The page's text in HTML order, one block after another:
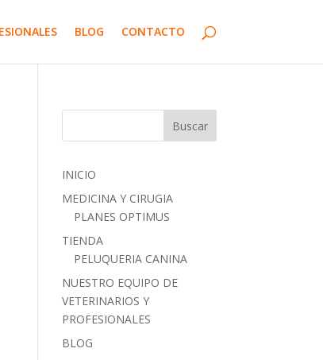
BLOG CONTACTO
INICIO
MEDICINA Y CIRUGIA
PLANES OPTIMUS
TIENDA
PELUQUERIA CANINA
NUESTRO EQUIPO DE
VETERINARIOS Y
PROFESIONALES
BLOG